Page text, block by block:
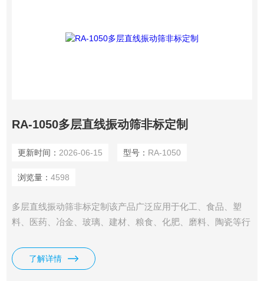
RA-1050多层直线振动筛非标定制
更新时间： 2026-06-15 型号： RA-1050
浏览量： 4598
多层直线振动筛非标定制该产品广泛应用于化工、食品、塑
料、医药、冶金、玻璃、建材、粮食、化肥、磨料、陶瓷等行
了解详情